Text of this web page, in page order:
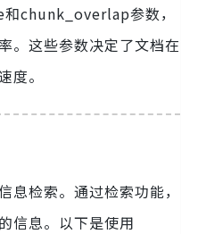
chunk_overlap参数，
。这些参数决定了文档在
度。
息检索。通过检索功能，
信息。以下是使用